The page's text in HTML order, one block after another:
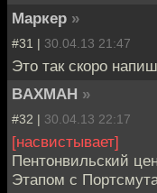
Маркер »
#31 | 30.04.13 21:47
Это так скоро
BAXMAH »
#32 | 30.04.13 22:17
[насвистывает]
Пентонвильский
Этапом с